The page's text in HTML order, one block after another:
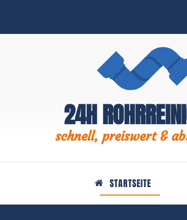
24H
schnell, preiswert &
STARTSEITE